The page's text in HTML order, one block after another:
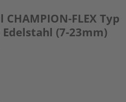
FLEX Typ
(7-23mm)